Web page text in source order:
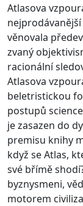
Atlasova
věnovala
zvaný
racionální
Atlasova
beletristickou
postupů
je zasazen do
premisu knihy
když se Atlas,
své břímě
byznysmeni,
motorem